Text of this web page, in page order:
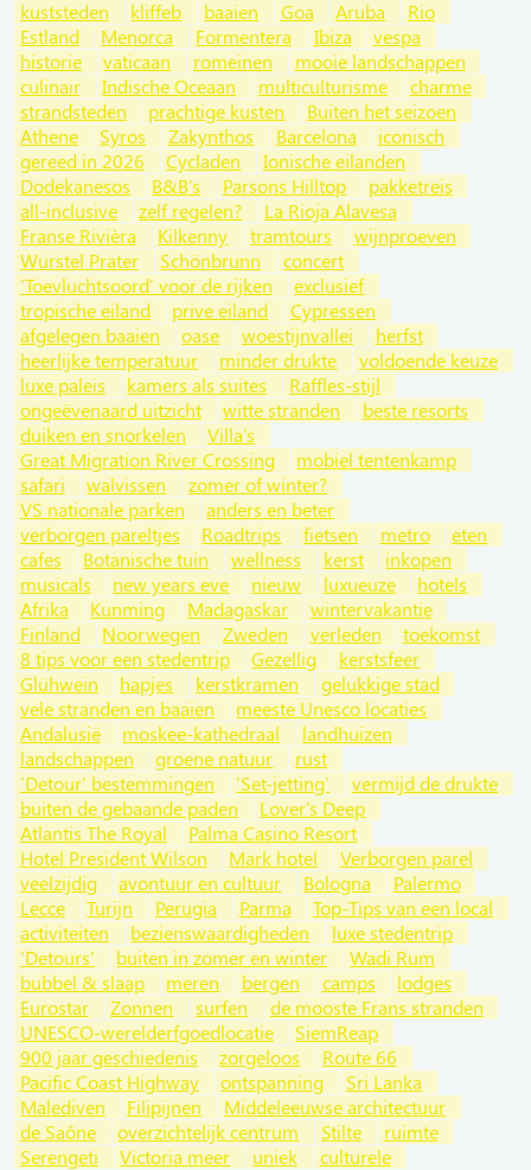
kuststeden
kliffeb baaien Goa Aruba
Rio
Estland
Menorca Formentera Ibiza
vespa
historie
vaticaan romeinen
mooie landschappen
culinair
Indische Oceaan multiculturisme
charme
strandsteden
prachtige kusten
Buiten het seizoen
Athene
Syros Zakynthos Barcelona
iconisch
gereed in 2026
Cycladen
Ionische eilanden
Dodekanesos
B&B's Parsons Hilltop
pakketreis
all-inclusive
zelf regelen?
La Rioja Alavesa
Franse Rivièra
Kilkenny tramtours
wijnproeven
Wurstel Prater
Schönbrunn
concert
'Toevluchtsoord' voor de rijken
exclusief
tropische eiland
prive eiland
Cypressen
afgelegen baaien
oase woestijnvallei
herfst
heerlijke temperatuur
minder drukte
voldoende keuze
luxe paleis
kamers als suites
Raffles-stijl
ongeëvenaard uitzicht
witte stranden
beste resorts
duiken en snorkelen
Villa's
Great Migration River Crossing
mobiel tentenkamp
safari
walvissen
zomer of winter?
VS nationale parken
anders en beter
verborgen pareltjes
Roadtrips fietsen metro
eten
cafes
Botanische tuin wellness kerst
inkopen
musicals
new years eve nieuw luxueuze
hotels
Afrika
Kunming Madagaskar
wintervakantie
Finland
Noorwegen Zweden verleden
toekomst
8 tips voor een stedentrip
Gezellig
kerstsfeer
Glühwein
hapjes kerstkramen
gelukkige stad
vele stranden en baaien
meeste Unesco locaties
Andalusië
moskee-kathedraal
landhuizen
landschappen
groene natuur
rust
'Detour' bestemmingen
'Set-jetting'
vermijd de drukte
buiten de gebaande paden
Lover's Deep
Atlantis The Royal
Palma Casino Resort
Hotel President Wilson
Mark hotel
Verborgen parel
veelzijdig
avontuur en cultuur Bologna
Palermo
Lecce
Turijn Perugia Parma
Top-Tips van een local
activiteiten
bezienswaardigheden
luxe stedentrip
'Detours'
buiten in zomer en winter
Wadi Rum
bubbel & slaap
meren bergen camps
lodges
Eurostar
Zonnen surfen
de mooste Frans stranden
UNESCO-werelderfgoedlocatie
SiemReap
900 jaar geschiedenis
zorgeloos
Route 66
Pacific Coast Highway
ontspanning
Sri Lanka
Malediven
Filipijnen
Middeleeuwse architectuur
de Saône
overzichtelijk centrum Stilte
ruimte
Serengeti
Victoria meer uniek
culturele